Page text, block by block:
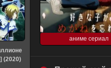
аниме сериал
(2020)